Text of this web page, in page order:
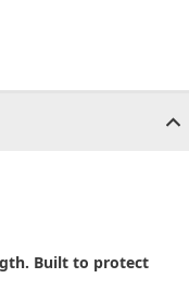
Built to protect